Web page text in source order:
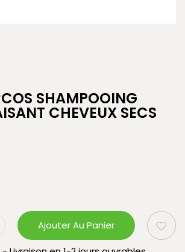
SHAMPOOING
CHEVEUX SECS
Ajouter Au Panier